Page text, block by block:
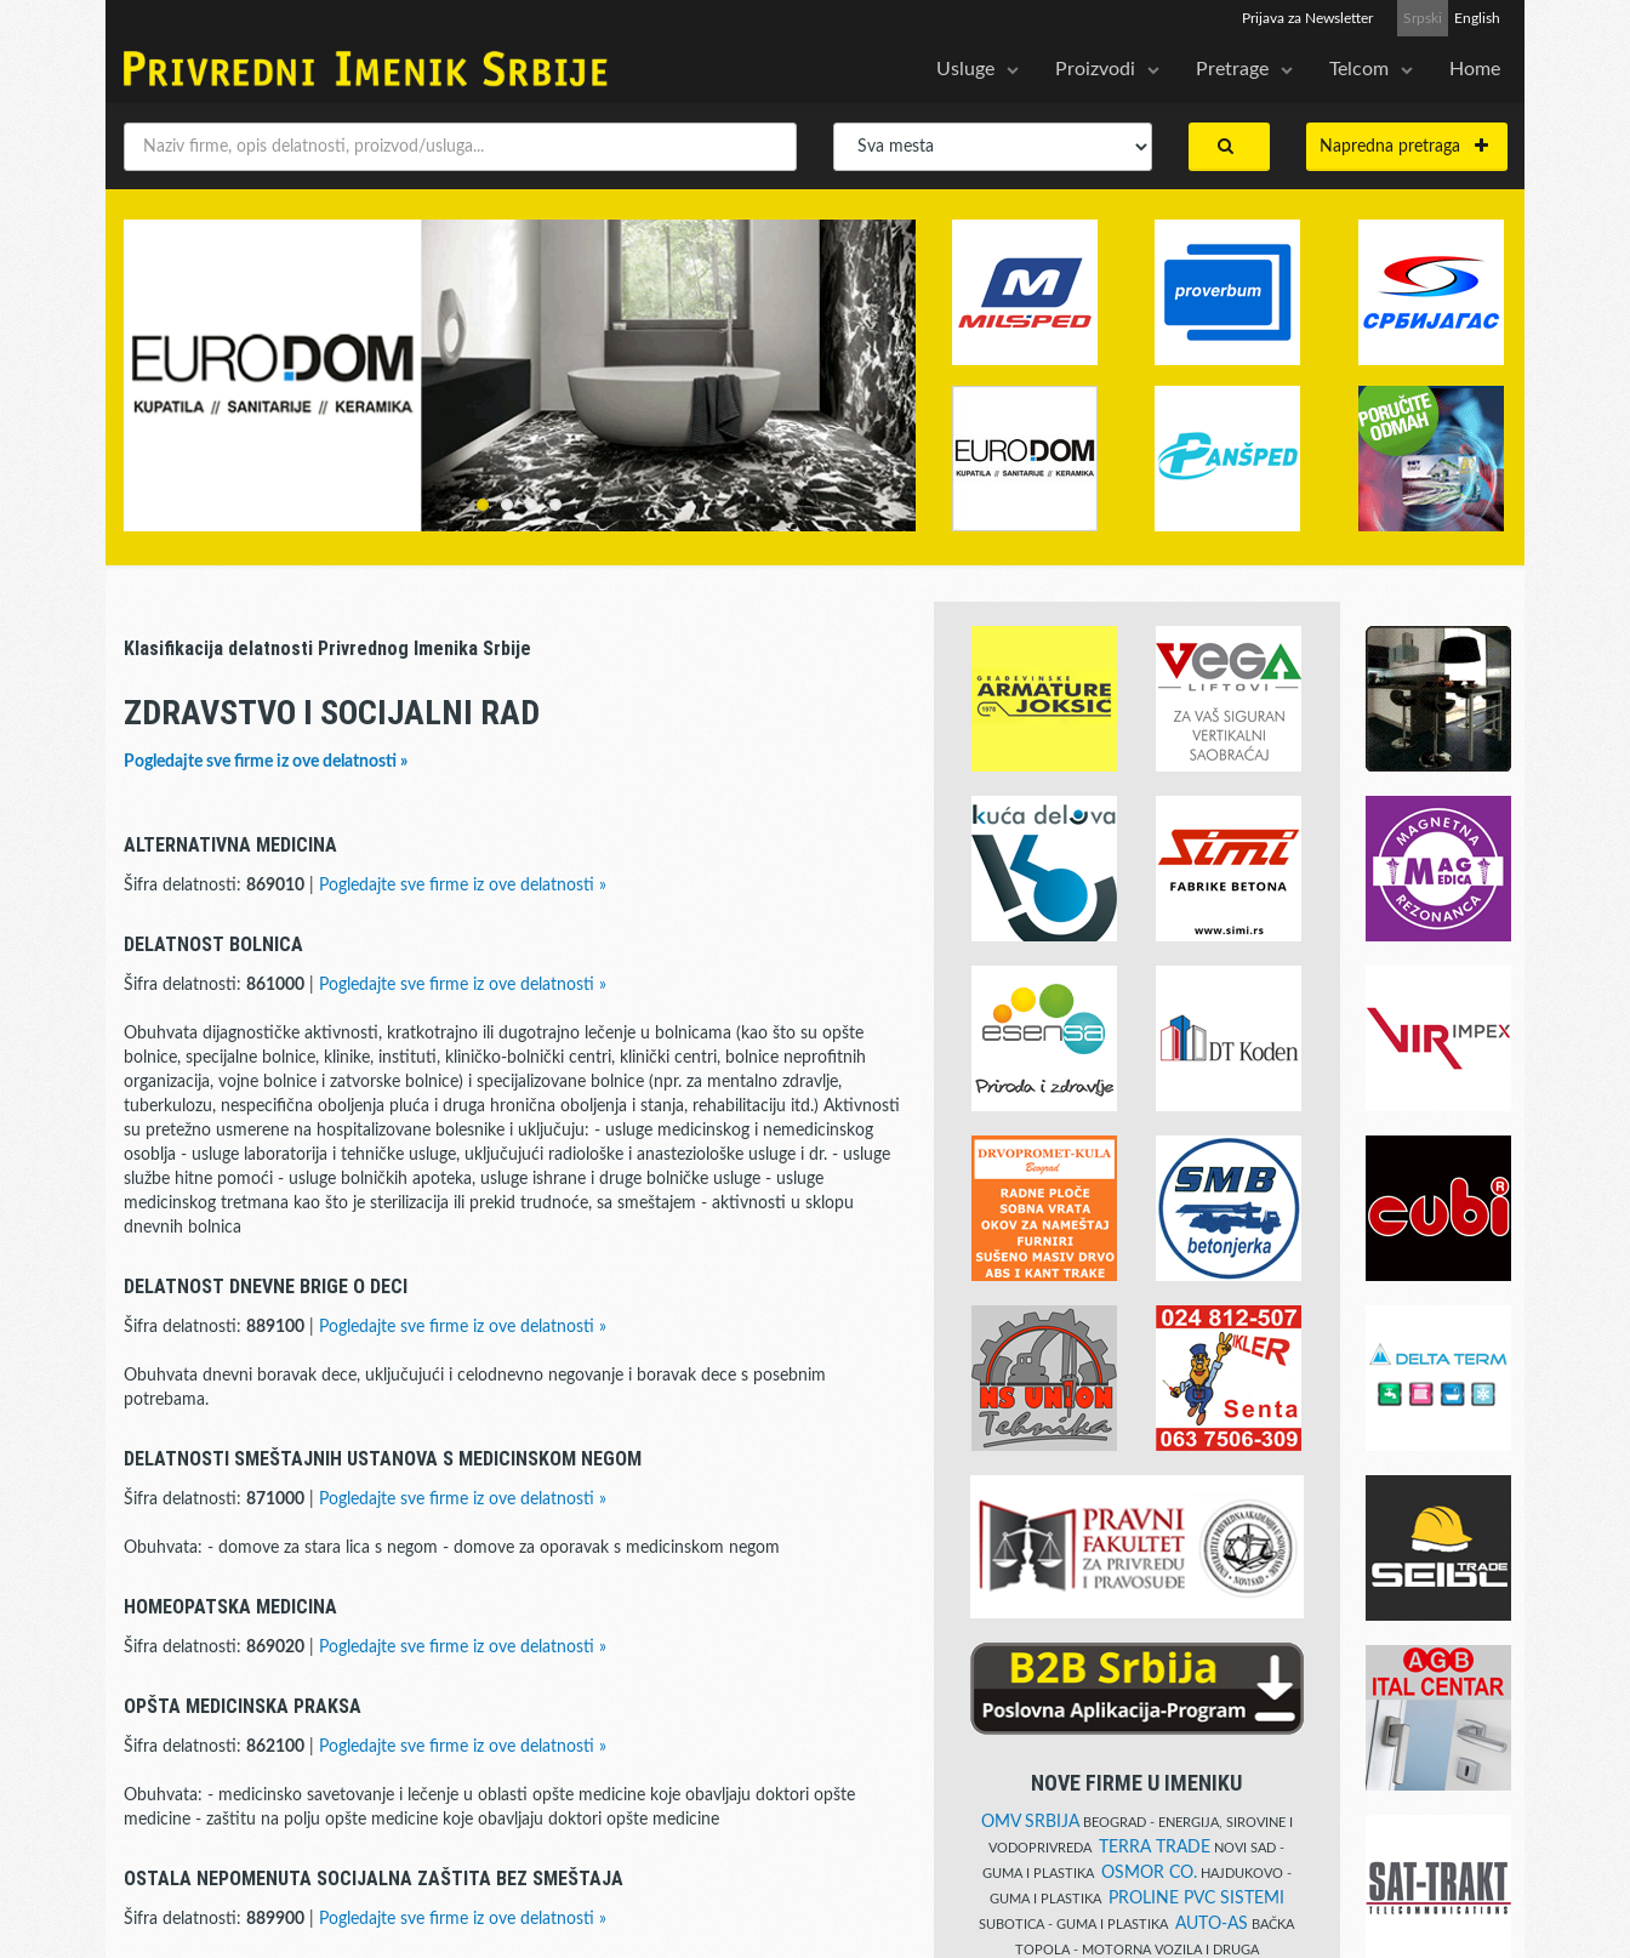
Srpski English
Prijava za Newsletter
Usluge Proizvodi Pretrage Telcom Home
Napredna pretraga
Klasifikacija delatnosti Privrednog Imenika Srbije
ZDRAVSTVO I SOCIJALNI RAD
Pogledajte sve firme iz ove delatnosti »
ALTERNATIVNA MEDICINA
Šifra delatnosti: 869010 Pogledajte sve firme iz ove delatnosti »
DELATNOST BOLNICA
Šifra delatnosti: 861000 Pogledajte sve firme iz ove delatnosti »
Obuhvata dijagnostičke aktivnosti, kratkotrajno ili dugotrajno lečenje u bolnicama (kao što su opšte
bolnice, specijalne bolnice, klinike, instituti, kliničko-bolnički centri, klinički centri, bolnice neprofitnih
organizacija, vojne bolnice i zatvorske bolnice) i specijalizovane bolnice (npr. za mentalno zdravlje,
tuberkulozu, nespecifična oboljenja pluća i druga hronična oboljenja i stanja, rehabilitaciju itd.) Aktivnosti
su pretežno usmerene na hospitalizovane bolesnike i uključuju: - usluge medicinskog i nemedicinskog
osoblja - usluge laboratorija i tehničke usluge, uključujući radiološke i anasteziološke usluge i dr. - usluge
službe hitne pomoći - usluge bolničkih apoteka, usluge ishrane i druge bolničke usluge - usluge
medicinskog tretmana kao što je sterilizacija ili prekid trudnoće, sa smeštajem - aktivnosti u sklopu
dnevnih bolnica
DELATNOST DNEVNE BRIGE O DECI
Šifra delatnosti: 889100 Pogledajte sve firme iz ove delatnosti »
Obuhvata dnevni boravak dece, uključujući i celodnevno negovanje i boravak dece s posebnim
potrebama.
DELATNOSTI SMEŠTAJNIH USTANOVA S MEDICINSKOM NEGOM
Šifra delatnosti: 871000 Pogledajte sve firme iz ove delatnosti »
Obuhvata: - domove za stara lica s negom - domove za oporavak s medicinskom negom
HOMEOPATSKA MEDICINA
Šifra delatnosti: 869020 Pogledajte sve firme iz ove delatnosti »
OPŠTA MEDICINSKA PRAKSA
Šifra delatnosti: 862100 Pogledajte sve firme iz ove delatnosti »
Obuhvata: - medicinsko savetovanje i lečenje u oblasti opšte medicine koje obavljaju doktori opšte
medicine - zaštitu na polju opšte medicine koje obavljaju doktori opšte medicine
OSTALA NEPOMENUTA SOCIJALNA ZAŠTITA BEZ SMEŠTAJA
Šifra delatnosti: 889900 Pogledajte sve firme iz ove delatnosti »
NOVE FIRME U IMENIKU
OMV SRBIJABEOGRAD - ENERGIJA, SIROVINE I
VODOPRIVREDA
TERRA TRADE NOVI SAD -
GUMA I PLASTIKA OSMOR CO.HAJDUKOVO -
GUMA I PLASTIKA
PROLINE PVC SISTEMI
SUBOTICA - GUMA I PLASTIKA AUTO-AS BAČKA
TOPOLA - MOTORNA VOZILA I DRUGA